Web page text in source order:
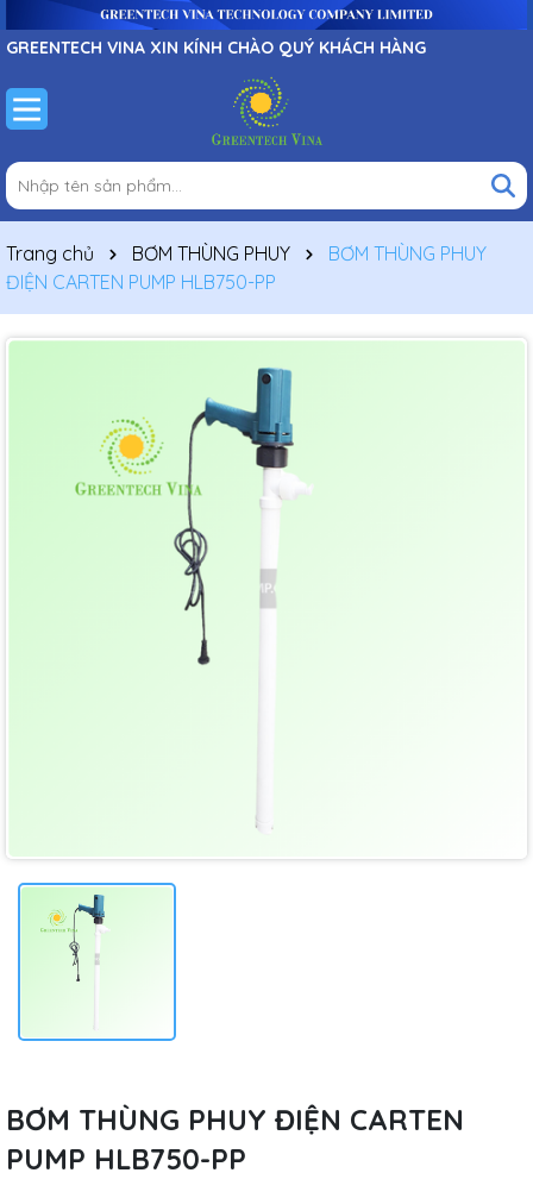
GREENTECH VINA XIN KÍNH CHÀO QUÝ KHÁCH HÀNG
Trang chủ BƠM THÙNG PHUY
BƠM THÙNG PHUY
ĐIỆN CARTEN PUMP HLB750-PP
BƠM THÙNG PHUY ĐIỆN CARTEN
PUMP HLB750-PP